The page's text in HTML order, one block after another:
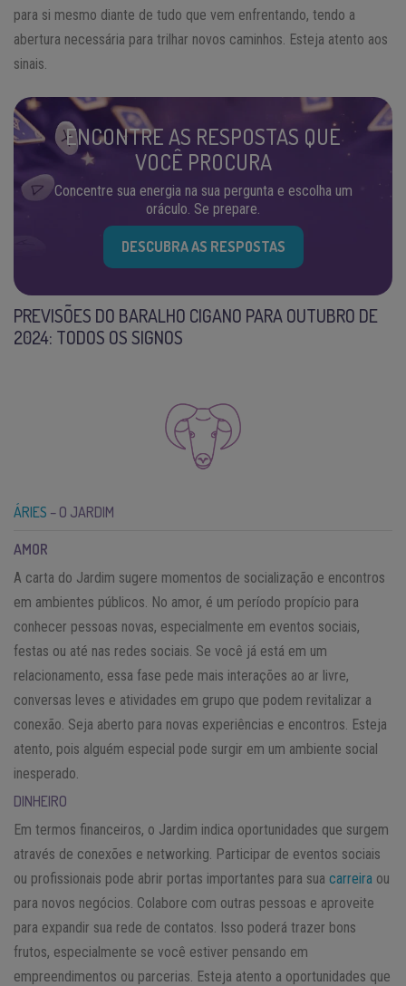
para si mesmo diante de tudo que vem enfrentando, tendo a
abertura necessária para trilhar novos caminhos. Esteja atento aos
sinais.
ENCONTRE AS RESPOSTAS QUE
VOCÊ PROCURA
Concentre sua energia na sua pergunta e escolha um
oráculo. Se prepare.
DESCUBRA AS RESPOSTAS
PREVISÕES DO BARALHO CIGANO PARA OUTUBRO DE
2024: TODOS OS SIGNOS
ÁRIES – O JARDIM
AMOR
A carta do Jardim sugere momentos de socialização e encontros
em ambientes públicos. No amor, é um período propício para
conhecer pessoas novas, especialmente em eventos sociais,
festas ou até nas redes sociais. Se você já está em um
relacionamento, essa fase pede mais interações ao ar livre,
conversas leves e atividades em grupo que podem revitalizar a
conexão. Seja aberto para novas experiências e encontros. Esteja
atento, pois alguém especial pode surgir em um ambiente social
inesperado.
DINHEIRO
Em termos financeiros, o Jardim indica oportunidades que surgem
através de conexões e networking. Participar de eventos sociais
ou profissionais pode abrir portas importantes para sua carreira ou
para novos negócios. Colabore com outras pessoas e aproveite
para expandir sua rede de contatos. Isso poderá trazer bons
frutos, especialmente se você estiver pensando em
empreendimentos ou parcerias. Esteja atento a oportunidades que